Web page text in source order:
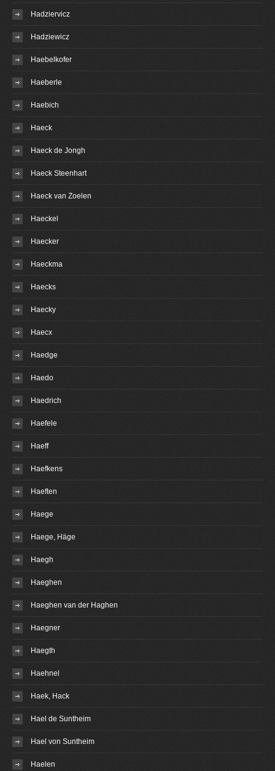
Hadziervicz
Hadziewicz
Haebelkofer
Haeberle
Haebich
Haeck
Haeck de Jongh
Haeck Steenhart
Haeck van Zoelen
Haeckel
Haecker
Haeckma
Haecks
Haecky
Haecx
Haedge
Haedo
Haedrich
Haefele
Haeff
Haefkens
Haeften
Haege
Haege, Häge
Haegh
Haeghen
Haeghen van der Haghen
Haegner
Haegth
Haehnel
Haek, Hack
Hael de Suntheim
Hael von Suntheim
Haelen